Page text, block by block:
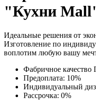
"Кухни
Идеальные решения от
Изготовление по
воплотим любую вашу
Фабричное качество
Предоплата: 10%
Индивидуальный
Рассрочка: 0%